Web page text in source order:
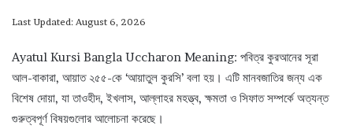
Last Updated: August 6, 2026
Ayatul Kursi Bangla Uccharon Meaning: পবিত্র কুরআনের সূরা
আল-বাকারা, আয়াত ২৫৫-কে ‘আয়াতুল কুরসি’ বলা হয়। এটি মানবজাতির জন্য এক
বিশেষ দোয়া, যা তাওহীদ, ইখলাস, আল্লাহর মহত্ত্ব, ক্ষমতা ও সিফাত সম্পর্কে অত্যন্ত
গুরুত্বপূর্ণ বিষয়গুলোর আলোচনা করেছে।